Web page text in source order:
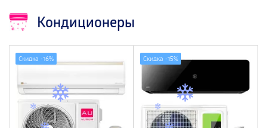
Кондиционеры
Скидка -16% Скидка -15%